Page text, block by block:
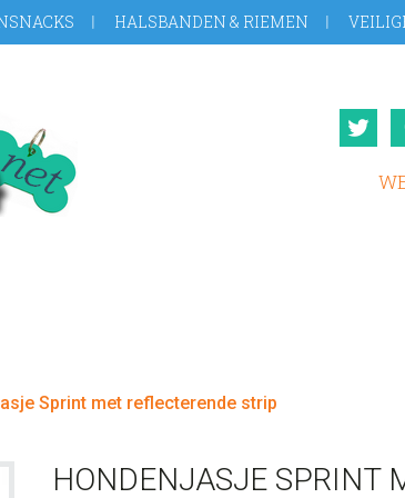
HALSBANDEN & RIEMEN
Sprint met reflecterende strip
HONDENJASJE SPRINT